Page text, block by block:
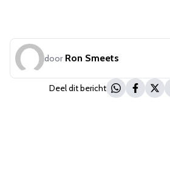
door Ron Smeets
Deel dit bericht